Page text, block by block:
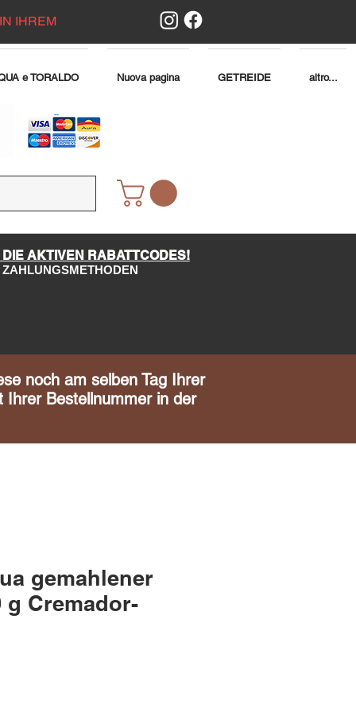
IHREM
e TORALDO Nuova pagina GETREIDE altro...
AKTIVEN RABATTCODES!
noch am selben Tag Ihrer
Bestellnummer in der
gemahlener
g Cremador-